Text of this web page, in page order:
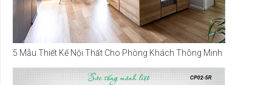
5 Mẫu Thiết Kế Nội Thất Cho Phòng Khách Thông Minh